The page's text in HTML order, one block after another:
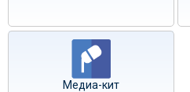
Медиа-кит